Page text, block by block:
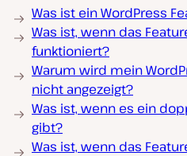
Was ist ein WordPress
Was ist, wenn das
funktioniert?
Warum wird mein
nicht angezeigt?
Was ist, wenn es ein
gibt?
Was ist, wenn das